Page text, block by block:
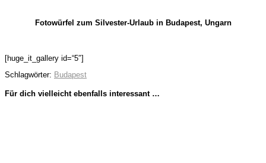
Fotowürfel zum Silvester-Urlaub in Budapest, Ungarn
[huge_it_gallery id=“5″]
Schlagwörter: Budapest
Für dich vielleicht ebenfalls interessant …